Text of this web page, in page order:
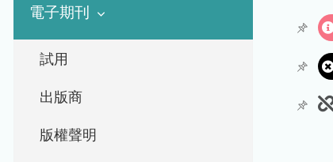
電子期刊
試用
出版商
版權聲明